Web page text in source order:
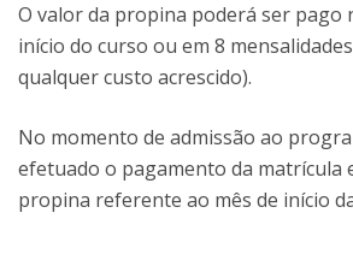
O valor da propina poderá ser pago
início do curso ou em 8
qualquer custo acrescido).
No momento de admissão ao
efetuado o pagamento da matrícula
propina referente ao mês de início